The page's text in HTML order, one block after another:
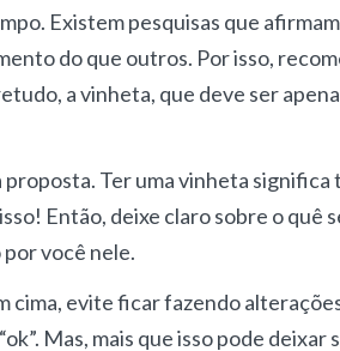
Existem pesquisas que
do que outros. Por isso,
a vinheta, que deve ser
proposta. Ter uma vinheta significa
Então, deixe claro sobre o quê
você nele.
cima, evite ficar fazendo
Mas, mais que isso pode deixar